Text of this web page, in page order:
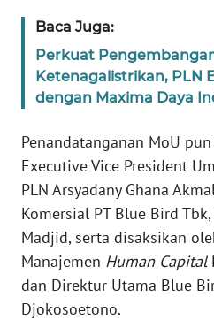
Baca Juga:
Perkuat
Ketenagalistrikan, PLN
dengan Maxima Daya
Penandatanganan MoU
Executive Vice President
PLN Arsyadany Ghana
Komersial PT Blue Bird Tbk,
Madjid, serta disaksikan
Manajemen Human Capital
dan Direktur Utama Blue
Djokosoetono.
SUMUT
WN
JAKARTA
WN
JABAR
BANTEN
WN
NTT